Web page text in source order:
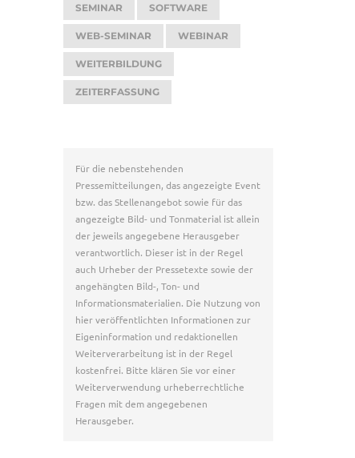
SEMINAR SOFTWARE
WEB-SEMINAR WEBINAR
WEITERBILDUNG
ZEITERFASSUNG
Für die nebenstehenden
Pressemitteilungen, das angezeigte Event
bzw. das Stellenangebot sowie für das
angezeigte Bild- und Tonmaterial ist allein
der jeweils angegebene Herausgeber
verantwortlich. Dieser ist in der Regel
auch Urheber der Pressetexte sowie der
angehängten Bild-, Ton- und
Informationsmaterialien. Die Nutzung von
hier veröffentlichten Informationen zur
Eigeninformation und redaktionellen
Weiterverarbeitung ist in der Regel
kostenfrei. Bitte klären Sie vor einer
Weiterverwendung urheberrechtliche
Fragen mit dem angegebenen
Herausgeber.